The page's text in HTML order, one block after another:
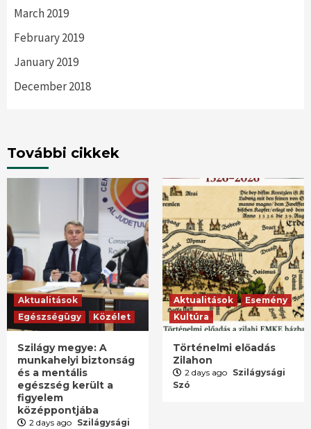
March 2019
February 2019
January 2019
December 2018
További cikkek
Aktualitások
Egészségügy
Közélet
Szilágy megye: A
munkahelyi biztonság
és a mentális
egészség került a
figyelem
középpontjába
2 days ago Szilágysági
Aktualitások
Esemény
Kultúra
Történelmi előadás
Zilahon
2 days ago Szilágysági
Szó